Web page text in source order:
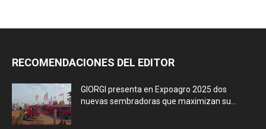
RECOMENDACIONES DEL EDITOR
GIORGI presenta en Expoagro 2025 dos
nuevas sembradoras que maximizan su...